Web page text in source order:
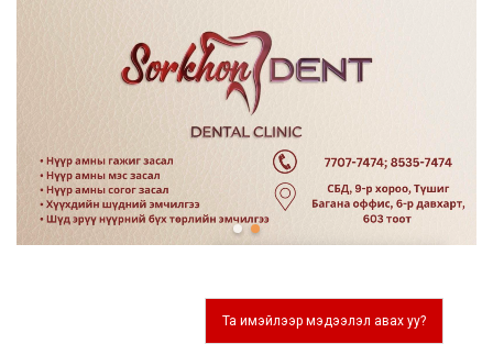
Та имэйлээр мэдээлэл авах уу?